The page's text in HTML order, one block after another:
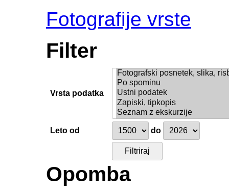
Fotografije vrste
Filter
Vrsta podatka
Leto od do
Opomba